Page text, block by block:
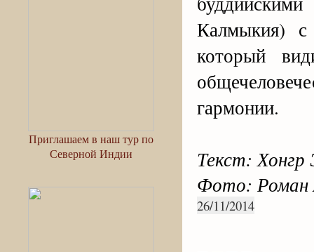
Приглашаем в наш тур по
Северной Индии
Калмыкия)
который
гармонии.
Текст: Хонгр
Фото: Роман
26/11/2014